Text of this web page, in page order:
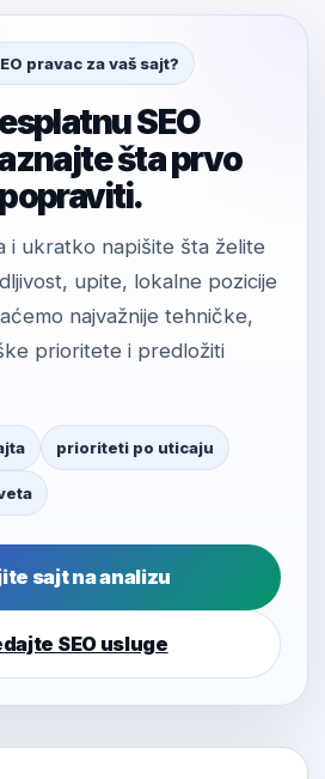
pravac za vaš sajt?
SEO
šta prvo
i ukratko napišite šta želite
upite, lokalne pozicije
najvažnije tehničke,
prioritete i predložiti
prioriteti po uticaju
sajt na analizu
SEO usluge